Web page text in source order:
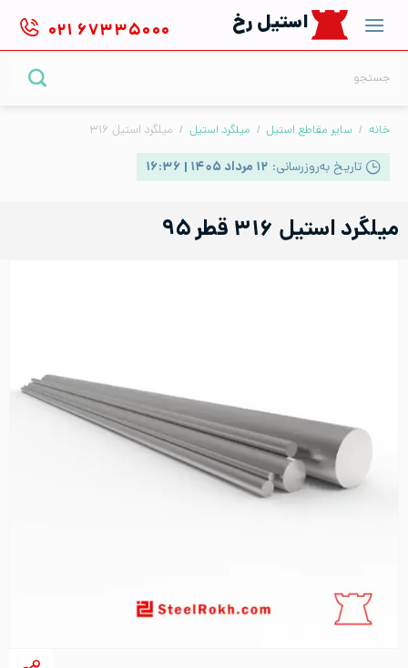
content
استیل رخ ۰۲۱ ۶۷۳۳۵۰۰۰
خانه / سایر مقاطع استیل / میلگرد استیل / میلگرد استیل ۳۱۶
تاریخ به‌روزرسانی: ۱۲ مرداد ۱۴۰۵ | ۱۶:۳۶
میلگرد استیل ۳۱۶ قطر ۹۵